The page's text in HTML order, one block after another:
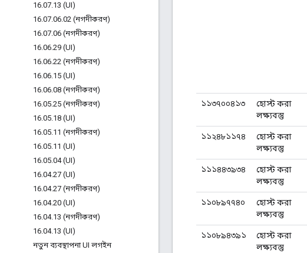
16.07.13 (UI)
16.07.06.02 (নগদীকরণ)
16.07.06 (নগদীকরণ)
16.06.29 (UI)
16.06.22 (নগদীকরণ)
16.06.15 (UI)
16.06.08 (নগদীকরণ)
16.05.25 (নগদীকরণ)
16.05.18 (UI)
16.05.11 (নগদীকরণ)
16.05.11 (UI)
16.05.04 (UI)
16.04.27 (UI)
16.04.27 (নগদীকরণ)
16.04.20 (UI)
16.04.13 (নগদীকরণ)
16.04.13 (UI)
নতুন ব্যবস্থাপনা UI লগইন
১১৩৭০০৪১৩
হোস্ট করা
লক্ষ্যবস্তু
১১২৪৮১১৭৪
হোস্ট করা
লক্ষ্যবস্তু
১১১৪৪৩৯৩৪
হোস্ট করা
লক্ষ্যবস্তু
১১০৮৯৭৭৪০
হোস্ট করা
লক্ষ্যবস্তু
১১০৮৯৪৩৯১
হোস্ট করা
লক্ষ্যবস্তু